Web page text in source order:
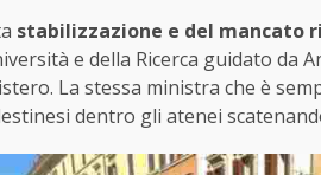
stabilizzazione e del mancato
e della Ricerca guidato
La stessa ministra che è
dentro gli atenei